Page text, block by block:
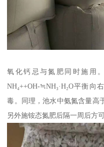
氧化钙忌与氮肥同时施用
NH₄++OH-≒NH₃·H₂O平衡
毒。同理，池水中氨氮含量高
另外施铵态氮肥后隔一周后方